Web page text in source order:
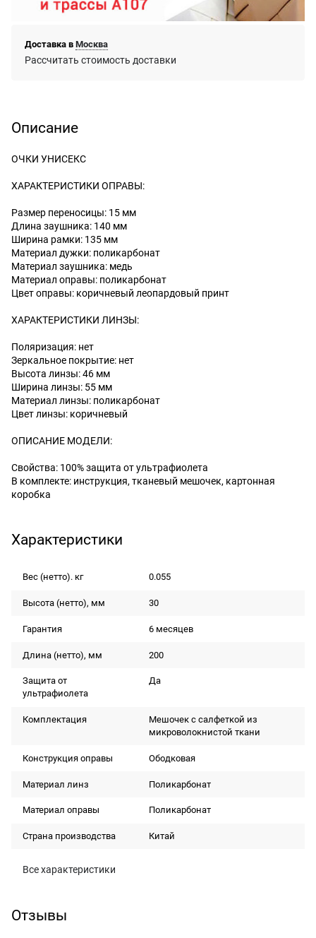
Доставка в Москва
Рассчитать стоимость доставки
Описание
ОЧКИ УНИСЕКС
ХАРАКТЕРИСТИКИ ОПРАВЫ:
Размер переносицы: 15 мм
Длина заушника: 140 мм
Ширина рамки: 135 мм
Материал дужки: поликарбонат
Материал заушника: медь
Материал оправы: поликарбонат
Цвет оправы: коричневый леопардовый принт
ХАРАКТЕРИСТИКИ ЛИНЗЫ:
Поляризация: нет
Зеркальное покрытие: нет
Высота линзы: 46 мм
Ширина линзы: 55 мм
Материал линзы: поликарбонат
Цвет линзы: коричневый
ОПИСАНИЕ МОДЕЛИ:
Свойства: 100% защита от ультрафиолета
В комплекте: инструкция, тканевый мешочек, картонная
коробка
Характеристики
Вес (нетто). кг 0.055
Высота (нетто), мм 30
Гарантия 6 месяцев
Длина (нетто), мм 200
Защита от
ультрафиолета
Да
Комплектация
Мешочек с салфеткой из
микроволокнистой ткани
Конструкция оправы Ободковая
Материал линз Поликарбонат
Материал оправы Поликарбонат
Страна производства Китай
Все характеристики
Отзывы